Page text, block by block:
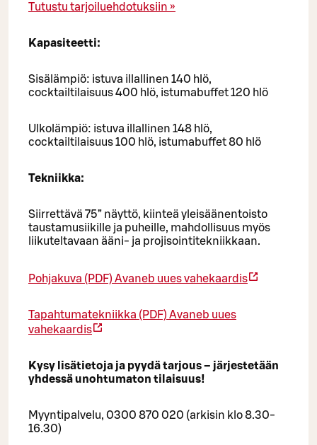
Tutustu tarjoiluehdotuksiin »
Kapasiteetti:
Sisälämpiö: istuva illallinen 140 hlö,
cocktailtilaisuus 400 hlö, istumabuffet 120 hlö
Ulkolämpiö: istuva illallinen 148 hlö,
cocktailtilaisuus 100 hlö, istumabuffet 80 hlö
Tekniikka:
Siirrettävä 75” näyttö, kiinteä yleisäänentoisto
taustamusiikille ja puheille, mahdollisuus myös
liikuteltavaan ääni- ja projisointitekniikkaan.
Pohjakuva (PDF) Avaneb uues vahekaardis
Tapahtumatekniikka (PDF) Avaneb uues
vahekaardis
Kysy lisätietoja ja pyydä tarjous – järjestetään
yhdessä unohtumaton tilaisuus!
Myyntipalvelu, 0300 870 020 (arkisin klo 8.30-
16.30)